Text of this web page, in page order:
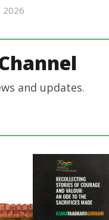
2026
and updates.